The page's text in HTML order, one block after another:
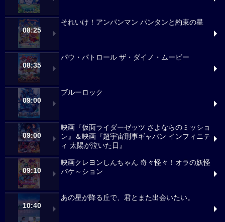
08:25
それいけ！アンパンマン パンタンと約束の星
08:35
パウ・パトロール ザ・ダイノ・ムービー
09:00
ブルーロック
09:00
映画『仮面ライダーゼッツ さよならのミッショ
ン』＆映画『超宇宙刑事ギャバン インフィニテ
ィ 太陽が泣いた日』
09:10
映画クレヨンしんちゃん 奇々怪々！オラの妖怪
バケ～ション
10:40
あの星が降る丘で、君とまた出会いたい。